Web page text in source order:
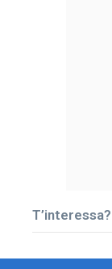
T’interessa?